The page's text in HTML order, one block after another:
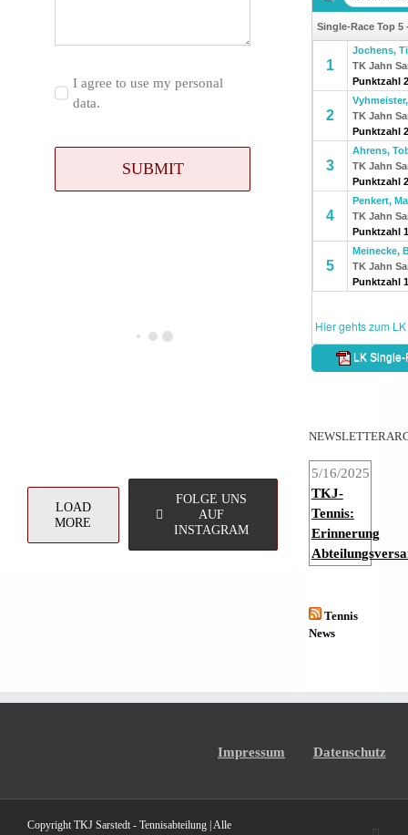
I agree to use my personal
data.
SUBMIT
LOAD
MORE
FOLGE UNS
AUF
INSTAGRAM
5/16/2025
TKJ-
Tennis:
Erinnerung
Tennis
News
Impressum Datenschutz
Copyright TKJ Sarstedt - Tennisabteilung | Alle